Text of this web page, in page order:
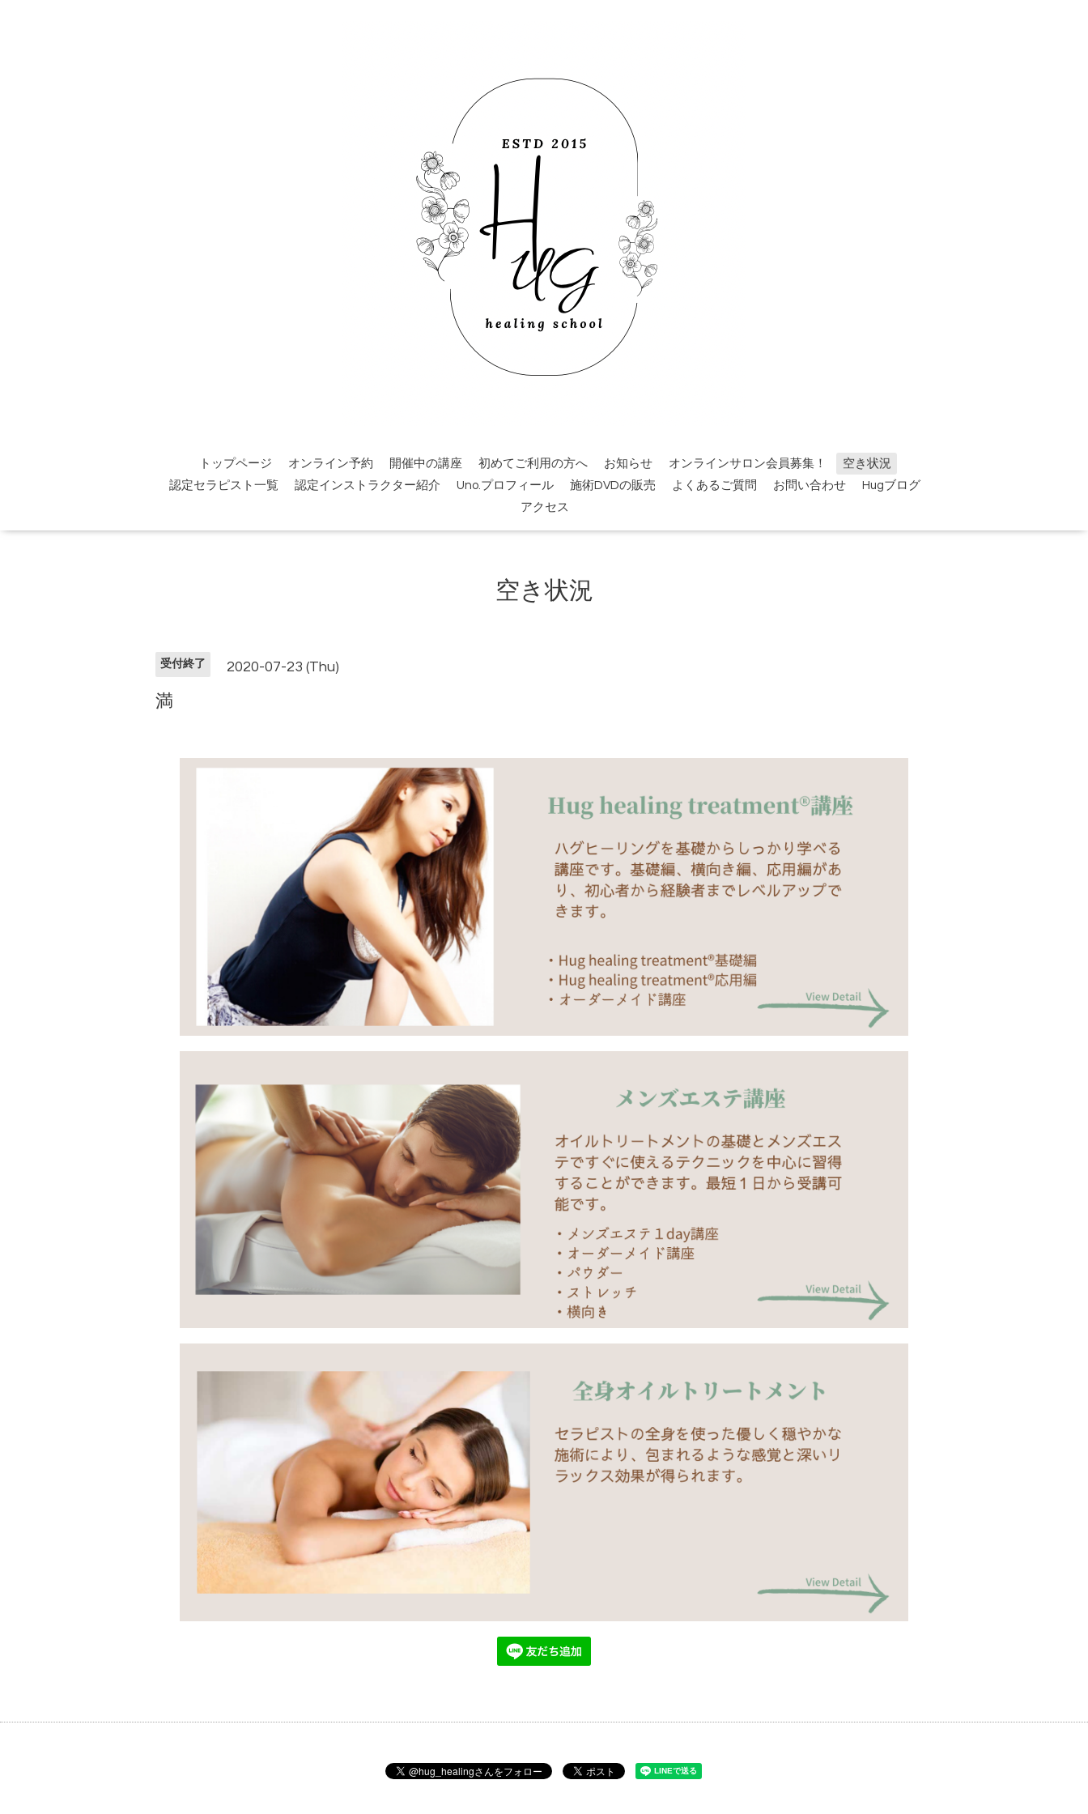
トップページ オンライン予約 開催中の講座 初めてご利用の方へ お知らせ オンラインサロン会員募集！
空き状況
認定セラピスト一覧
認定インストラクター紹介 Uno.プロフィール 施術DVDの販売 よくあるご質問 お問い合わせ
Hugブログ
アクセス
空き状況
受付終了 2020-07-23 (Thu)
満